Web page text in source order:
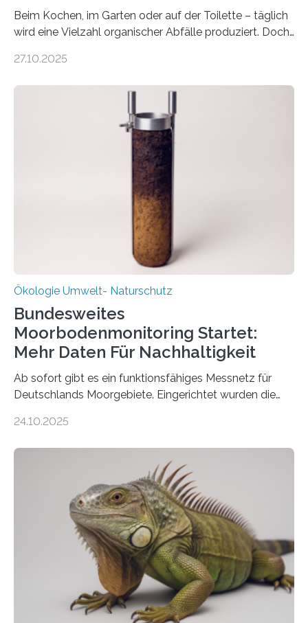
Beim Kochen, im Garten oder auf der Toilette – täglich
wird eine Vielzahl organischer Abfälle produziert. Doch
Potenzial nur dann entfalten können, wenn sie in
Veränderung der Wirtschaft wichtig ist, zeigt der vom
Deutschen Biomasseforschungszentrum und der
Stadtreinigung Leipzig konzipierte und am 24. Oktober
2025 offiziell eingeweihte Stadtrundgang „KreisLauf“. Er
ist ab sofort im Leipziger Stadtgebiet…
27.10.2025
Ökologie Umwelt- Naturschutz
Bundesweites
Moorbodenmonitoring Startet:
Mehr Daten Für Nachhaltigkeit
Ab sofort gibt es ein funktionsfähiges Messnetz für
Deutschlands Moorgebiete. Eingerichtet wurden die
vergangenen fünf Jahren von Wissenschaftlerinnen
heutigen Donnerstag übergeben sie ihren Bericht zur
Aufbauphase an den Auftraggeber, das
Bundesministerium für Landwirtschaft, Ernährung und
Heimat. Braunschweig/Eberswalde (23. Oktober 2025).
Ein Netz aus 155 Messstationen spannt sich neuerdings
über Deutschlands Moorböden. Eingerichtet wurden sie
in den vergangenen fünf Jahren von
Wissenschaftlerinnen und Wissenschaftlern des
Thünen-Instituts für Agrarklimaschutz…
24.10.2025